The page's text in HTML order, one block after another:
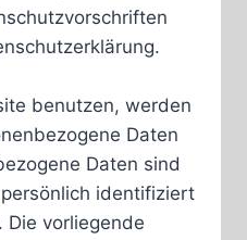
benutzen, werden
Daten
Daten sind
identifiziert
Die vorliegende